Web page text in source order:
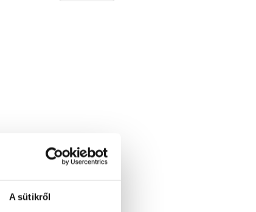
A sütikről